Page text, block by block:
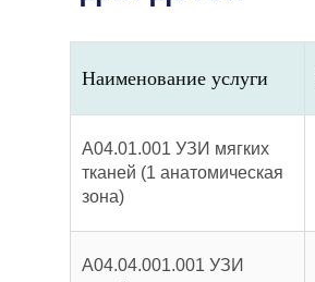
Наименование услуги
A04.01.001 УЗИ мягких
тканей (1 анатомическая
зона)
A04.04.001.001 УЗИ